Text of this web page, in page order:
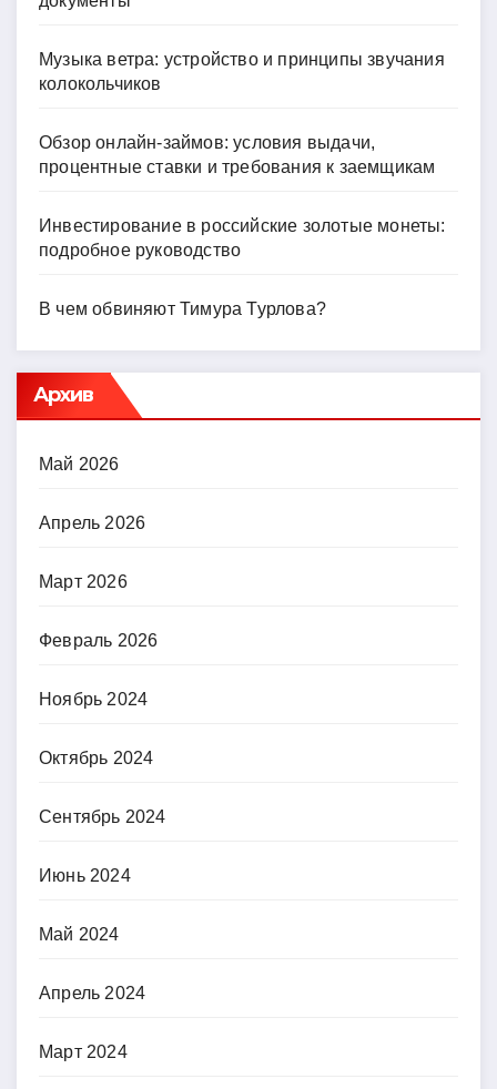
Музыка ветра: устройство и принципы звучания
колокольчиков
Обзор онлайн-займов: условия выдачи,
процентные ставки и требования к заемщикам
Инвестирование в российские золотые монеты:
подробное руководство
В чем обвиняют Тимура Турлова?
Архив
Май 2026
Апрель 2026
Март 2026
Февраль 2026
Ноябрь 2024
Октябрь 2024
Сентябрь 2024
Июнь 2024
Май 2024
Апрель 2024
Март 2024